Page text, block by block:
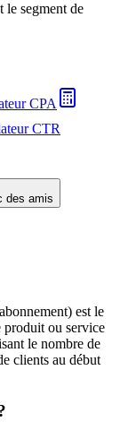
le segment de
CPA
CTR
des amis
est le
produit ou service
le nombre de
clients au début